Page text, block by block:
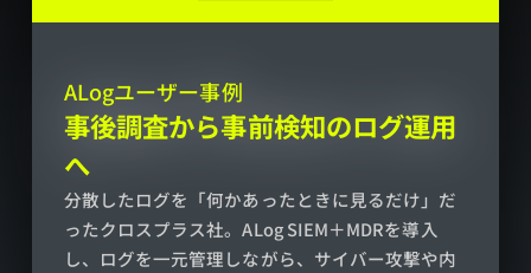
ALogユーザー事例
事後調査から事前検知のログ運用
へ
分散したログを「何かあったときに見るだけ」だ
ったクロスプラス社。ALog SIEM＋MDRを導入
し、ログを一元管理しながら、サイバー攻撃や内